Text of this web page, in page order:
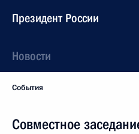
Президент России
Новости
События
Совместное